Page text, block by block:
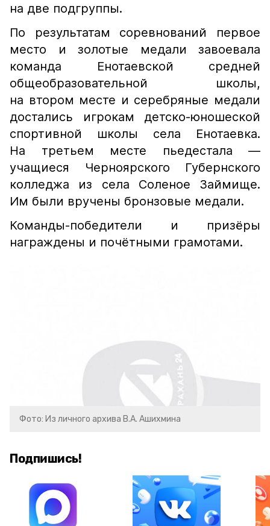
на две подгруппы.
По результатам соревнований первое
место и золотые медали завоевала
команда Енотаевской средней
общеобразовательной школы,
на втором месте и серебряные медали
достались игрокам детско-юношеской
спортивной школы села Енотаевка.
На третьем месте пьедестала —
учащиеся Черноярского Губернского
колледжа из села Соленое Займище.
Им были вручены бронзовые медали.
Команды-победители и призёры
награждены и почётными грамотами.
Фото: Из личного архива В.А. Ашихмина
Подпишись!